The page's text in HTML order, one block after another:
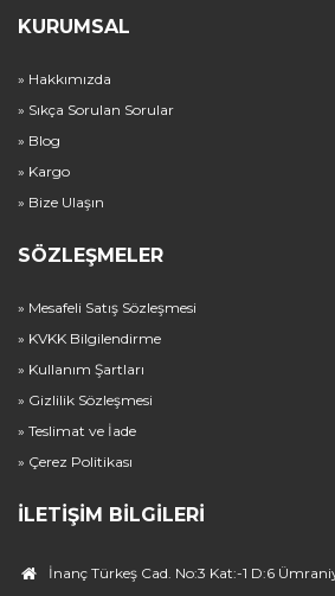
KURUMSAL
» Hakkımızda
» Sıkça Sorulan Sorular
» Blog
» Kargo
» Bize Ulaşın
SÖZLEŞMELER
» Mesafeli Satış Sözleşmesi
» KVKK Bilgilendirme
» Kullanım Şartları
» Gizlilik Sözleşmesi
» Teslimat ve İade
» Çerez Politikası
İLETIŞIM BILGILERI
İnanç Türkeş Cad. No:3 Kat:-1 D:6